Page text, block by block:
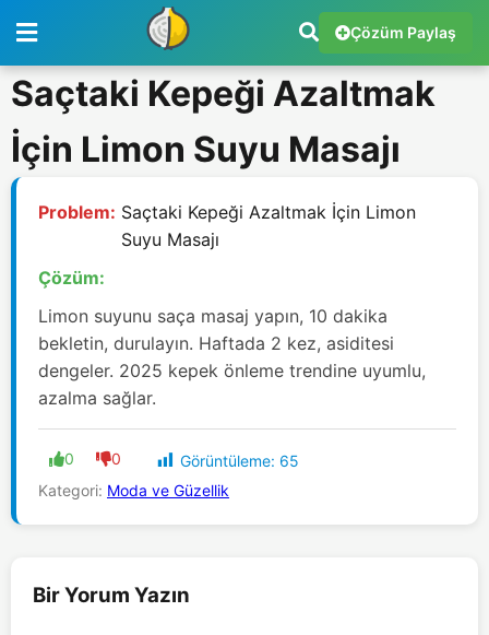
Çözüm Paylaş
Saçtaki Kepeği Azaltmak
İçin Limon Suyu Masajı
Problem: Saçtaki Kepeği Azaltmak İçin Limon
Suyu Masajı
Çözüm:
Limon suyunu saça masaj yapın, 10 dakika
bekletin, durulayın. Haftada 2 kez, asiditesi
dengeler. 2025 kepek önleme trendine uyumlu,
azalma sağlar.
0 0 Görüntüleme: 65
Kategori: Moda ve Güzellik
Bir Yorum Yazın